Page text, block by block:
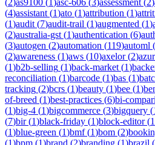
(4)assistant (1)ato (1)attribution (1)
(1)audit (7)audit-trail (1)augmented (1)
(2)australia-gst (1)authentication (6)
(3)autogen (2)automation (119)automl (
(2)awareness (1)aws (10)axelor(2)
(1)b2b-selling (1)back-market (1)
reconciliation (1)barcode (1)bas (1)
tracking (2)bcrs (1)beauty (1)bee (1)
of-breed (1)best-practices (6)bi-
(1)big-4 (1)bigcommerce (3)bigquery (
(7)bir(1)black-friday (1)block-editor(1
(1)blue-green (1)bmf(1)bom (2)
(1)bpm (1)brand (2)branding (1)brazil (